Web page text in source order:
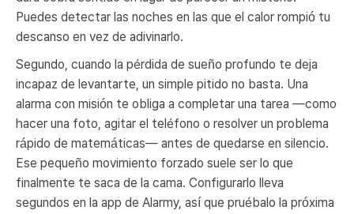
Puedes detectar las noches en las que el calor rompió tu
descanso en vez de adivinarlo.
Segundo, cuando la pérdida de sueño profundo te deja
incapaz de levantarte, un simple pitido no basta. Una
alarma con misión te obliga a completar una tarea —como
hacer una foto, agitar el teléfono o resolver un problema
rápido de matemáticas— antes de quedarse en silencio.
Ese pequeño movimiento forzado suele ser lo que
finalmente te saca de la cama. Configurarlo lleva
segundos en la app de Alarmy, así que pruébalo la próxima